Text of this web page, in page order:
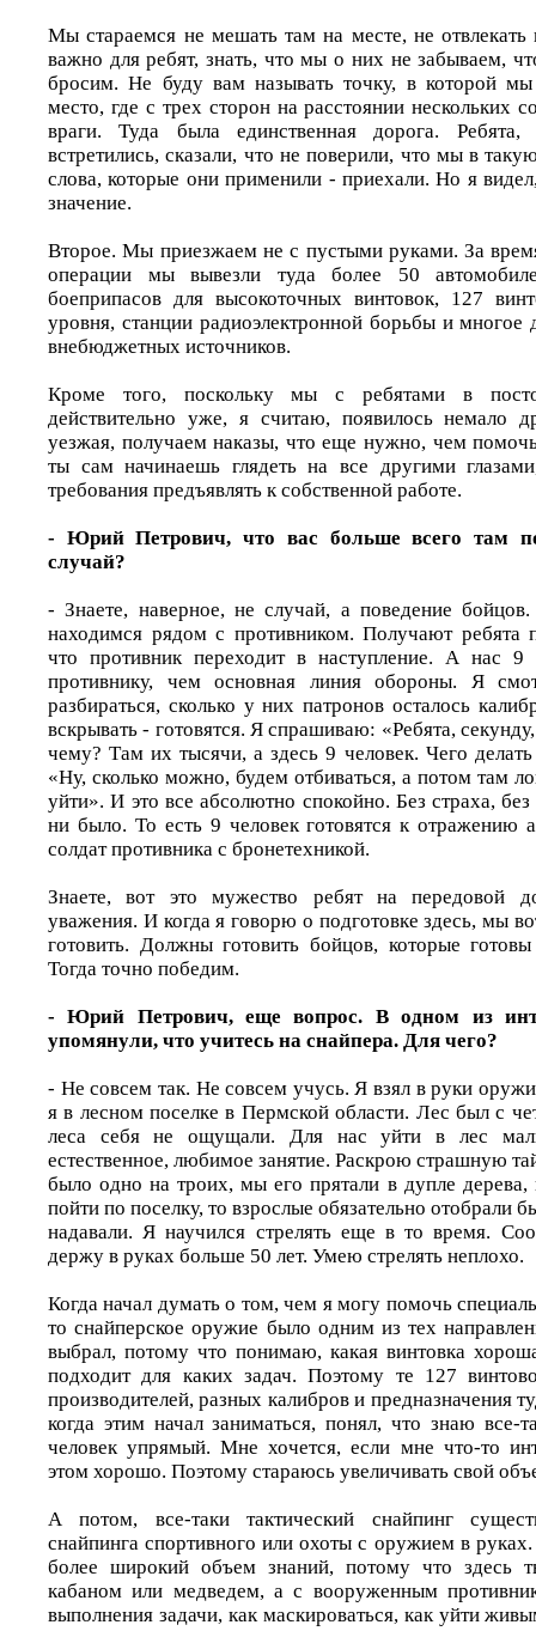
Мы стараемся не мешать там на месте, не отвлекать
важно для ребят, знать, что мы о них не забываем,
бросим. Не буду вам называть точку, в которой
место, где с трех сторон на расстоянии нескольких
враги. Туда была единственная дорога.
встретились, сказали, что не поверили, что мы в
слова, которые они применили - приехали. Но я
значение.
Второе. Мы приезжаем не с пустыми руками. За
операции мы вывезли туда более 50
боеприпасов для высокоточных винтовок, 127
уровня, станции радиоэлектронной борьбы и многое
внебюджетных источников.
Кроме того, поскольку мы с ребятами в
действительно уже, я считаю, появилось немало
уезжая, получаем наказы, что еще нужно, чем
ты сам начинаешь глядеть на все другими
требования предъявлять к собственной работе.
- Юрий Петрович, что вас больше всего там
случай?
- Знаете, наверное, не случай, а поведение бойцов.
находимся рядом с противником. Получают
что противник переходит в наступление. А нас
противнику, чем основная линия обороны. Я
разбираться, сколько у них патронов осталось
вскрывать - готовятся. Я спрашиваю: «Ребята,
чему? Там их тысячи, а здесь 9 человек. Чего
«Ну, сколько можно, будем отбиваться, а потом там
уйти». И это все абсолютно спокойно. Без страха,
ни было. То есть 9 человек готовятся к отражению
солдат противника с бронетехникой.
Знаете, вот это мужество ребят на передовой
уважения. И когда я говорю о подготовке здесь, мы
готовить. Должны готовить бойцов, которые
Тогда точно победим.
- Юрий Петрович, еще вопрос. В одном из
упомянули, что учитесь на снайпера. Для чего?
- Не совсем так. Не совсем учусь. Я взял в руки
я в лесном поселке в Пермской области. Лес был с
леса себя не ощущали. Для нас уйти в лес
естественное, любимое занятие. Раскрою страшную
было одно на троих, мы его прятали в дупле
пойти по поселку, то взрослые обязательно отобрали
надавали. Я научился стрелять еще в то время.
держу в руках больше 50 лет. Умею стрелять неплохо.
Когда начал думать о том, чем я могу помочь
то снайперское оружие было одним из тех
выбрал, потому что понимаю, какая винтовка
подходит для каких задач. Поэтому те 127
производителей, разных калибров и предназначения
когда этим начал заниматься, понял, что знаю все-
человек упрямый. Мне хочется, если мне что-то
этом хорошо. Поэтому стараюсь увеличивать свой
А потом, все-таки тактический снайпинг
снайпинга спортивного или охоты с оружием в
более широкий объем знаний, потому что здесь
кабаном или медведем, а с вооруженным
выполнения задачи, как маскироваться, как уйти